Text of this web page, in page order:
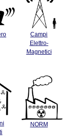
Campi
Elettro-
Magnetici
NORM